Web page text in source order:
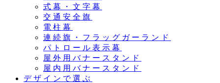
式幕・文字幕
交通安全旗
電柱幕
連続旗・フラッグガーランド
パトロール表示幕
屋外用バナースタンド
屋内用バナースタンド
デザインで選ぶ